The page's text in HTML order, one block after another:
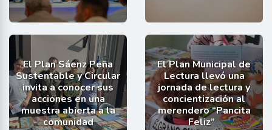
El Plan Sáenz Peña
Sustentable y Circular
invita a conocer sus
acciones en una
muestra abierta a la
comunidad
El Plan Municipal de
Lectura llevó una
jornada de lectura y
concientización al
merendero “Pancita
Feliz”